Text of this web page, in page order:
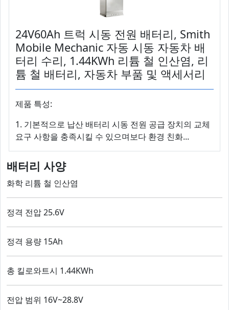
24V60Ah 트럭 시동 전원 배터리, Smith
Mobile Mechanic 자동 시동 자동차 배
터리 수리, 1.44KWh 리튬 철 인산염, 리
튬 철 배터리, 자동차 부품 및 액세서리
제품 특성:
1. 기본적으로 납산 배터리 시동 전원 공급 장치의 교체
요구 사항을 충족시킬 수 있으며보다 환경 친화...
배터리 사양
화학 리튬 철 인산염
정격 전압 25.6V
정격 용량 15Ah
총 킬로와트시 1.44KWh
전압 범위 16V~28.8V